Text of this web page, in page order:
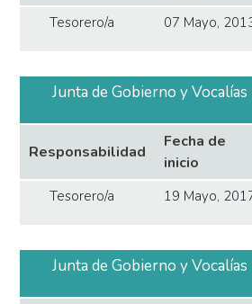
Tesorero/a 07 Mayo,
Junta de Gobierno y Vocalías
Responsabilidad
Fecha de
inicio
Tesorero/a 19 Mayo,
Junta de Gobierno y Vocalías